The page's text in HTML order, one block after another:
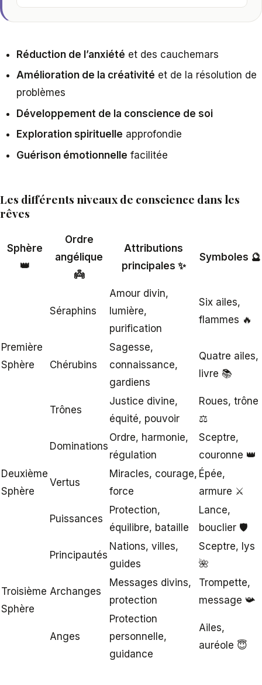
Réduction de l’anxiété et des cauchemars
Amélioration de la créativité et de la résolution de
problèmes
Développement de la conscience de soi
Exploration spirituelle approfondie
Guérison émotionnelle facilitée
Les différents niveaux de conscience dans les
rêves
Sphère
👑
Ordre
angélique
👼
Attributions
principales ✨
Symboles 🔮
Première
Sphère
Séraphins
Amour divin,
lumière,
purification
Six ailes,
flammes 🔥
Chérubins
Sagesse,
connaissance,
gardiens
Quatre ailes,
livre 📚
Trônes
Justice divine,
équité, pouvoir
Roues, trône
⚖️
Deuxième
Sphère
Dominations
Ordre, harmonie,
régulation
Sceptre,
couronne 👑
Vertus
Miracles, courage,
force
Épée,
armure ⚔️
Puissances
Protection,
équilibre, bataille
Lance,
bouclier 🛡️
Troisième
Sphère
Principautés
Nations, villes,
guides
Sceptre, lys
🌺
Archanges
Messages divins,
protection
Trompette,
message 📯
Anges
Protection
personnelle,
guidance
Ailes,
auréole 😇